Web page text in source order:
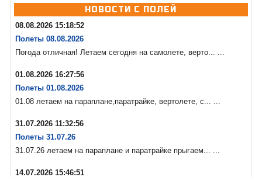
НОВОСТИ С ПОЛЕЙ
08.08.2026 15:18:52
Полеты 08.08.2026
Погода отличная! Летаем сегодня на самолете, верто... ...
01.08.2026 16:27:56
Полеты 01.08.2026
01.08 летаем на параплане,паратрайке, вертолете, с... ...
31.07.2026 11:32:56
Полеты 31.07.26
31.07.26 летаем на параплане и паратрайке прыгаем... ...
14.07.2026 15:46:51